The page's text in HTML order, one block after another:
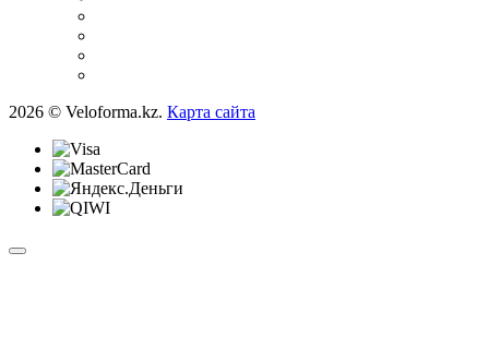
2026 © Veloforma.kz. Карта сайта